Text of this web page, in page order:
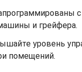
с
и грейфера.
уровень
помещений.